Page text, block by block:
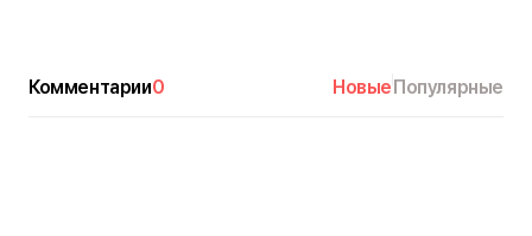
Комментарии0 НовыеПопулярные